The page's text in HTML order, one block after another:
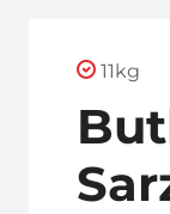
11kg